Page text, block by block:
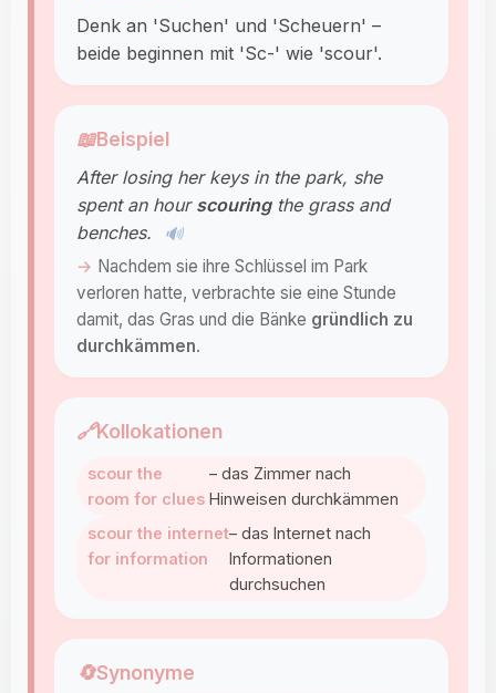
Denk an 'Suchen' und 'Scheuern' –
beide beginnen mit 'Sc-' wie 'scour'.
📖Beispiel
After losing her keys in the park, she
spent an hour scouringthe grass and
benches.
🔊
Nachdem sie ihre Schlüssel im Park
verloren hatte, verbrachte sie eine Stunde
damit, das Gras und die Bänke gründlich zu
durchkämmen.
🔗Kollokationen
scour the
room for clues
– das Zimmer nach
Hinweisen durchkämmen
scour the internet
for information
– das Internet nach
Informationen
durchsuchen
🔄Synonyme